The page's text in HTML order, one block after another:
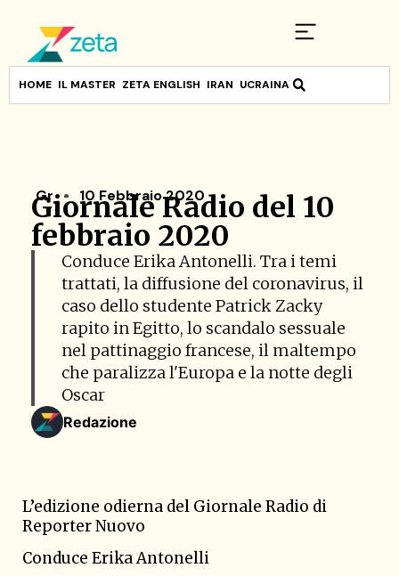
HOME IL MASTER ZETA ENGLISH IRAN UCRAINA
Gr 10 Febbraio 2020
Giornale Radio del 10
febbraio 2020
Conduce Erika Antonelli. Tra i temi
trattati, la diffusione del coronavirus, il
caso dello studente Patrick Zacky
rapito in Egitto, lo scandalo sessuale
nel pattinaggio francese, il maltempo
che paralizza l'Europa e la notte degli
Oscar
Redazione
L’edizione odierna del Giornale Radio di
Reporter Nuovo
Conduce Erika Antonelli